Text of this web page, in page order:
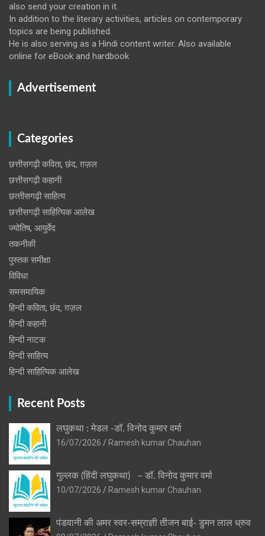
also send your creation in it.
In addition to the literary activities, articles on contemporary
topics are being published.
He is also serving as a Hindi content writer. Also available
online for eBook and hardbook
Advertisement
Categories
छत्तीसगढ़ी कविता, छंद, ग़ज़ल
छत्तीसगढ़ी कहानी
छत्‍तीसगढ़ी साहित्‍य
छत्तीसगढ़ी साहित्यिक आलेख
ज्योतिष, आयुर्वेद
तकनीकी
पुस्‍तक समीक्षा
विविधा
समसमायिक
हिन्दी कविता, छंद, ग़ज़ल
हिन्दी कहानी
हिन्‍दी नाटक
हिन्दी साहित्य
हिन्दी साहित्यिक आलेख
Recent Posts
लघुकथा : मेडल -डॉ. विनोद कुमार वर्मा
16/07/2026
Ramesh kumar Chauhan
गुल्लक (हिंदी लघुकथा) – डॉ. विनोद कुमार वर्मा
10/07/2026
Ramesh kumar Chauhan
पंडवानी की अमर स्वर-सम्राज्ञी तीजन बाई- डुमन लाल ध्रुव